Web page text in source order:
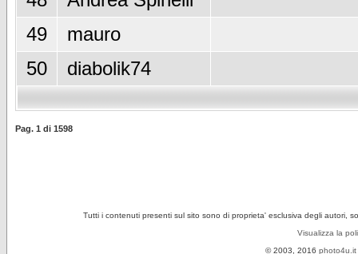
49
mauro
50
diabolik74
Pag. 1 di 1598
Tutti i contenuti presenti sul sito sono di proprieta' esclusiva degli autori,
Visualizza la
© 2003, 2016 photo4u.it